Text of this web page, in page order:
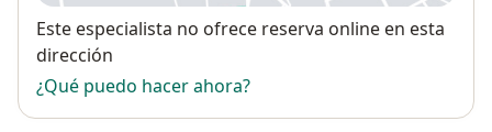
Disponibilidad
Este especialista no ofrece reserva online en esta
dirección
¿Qué puedo hacer ahora?